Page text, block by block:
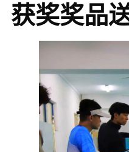
获奖奖品